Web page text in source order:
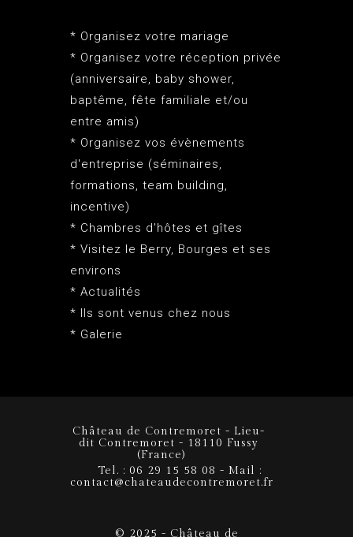
* Organisez votre mariage
* Organisez votre réception privée
(anniversaire, baby shower,
baptême, fête familiale et/ou
entre amis)
* Organisez vos évènements
d'entreprise (séminaires,
formations, team building,
incentive)
* Chambres d'hôtes et gîtes
* Visitez le Berry, Bourges et ses
environs
* Actualités
* Ils sont venus chez nous
* Galerie
Château de Contremoret - Lieu-
dit Contremoret - 18110 Fussy
(France)
Tel. : 06 29 15 58 08 - Mail :
contact@chateaudecontremoret.fr
© 2025 - Château de